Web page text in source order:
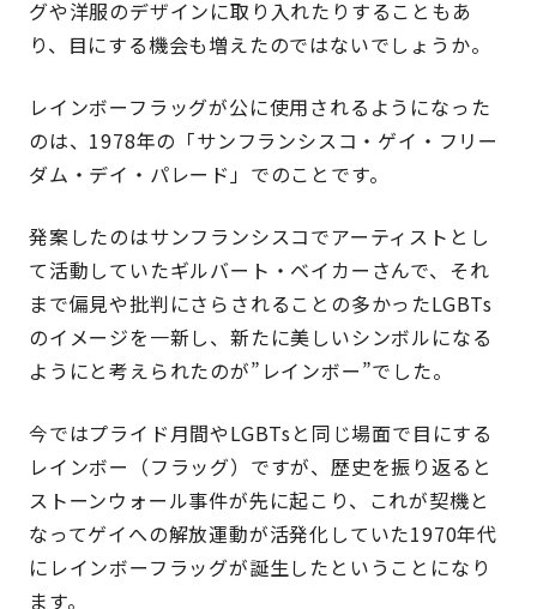
グや洋服のデザインに取り入れたりすることもあ
り、目にする機会も増えたのではないでしょうか。
レインボーフラッグが公に使用されるようになった
のは、1978年の「サンフランシスコ・ゲイ・フリー
ダム・デイ・パレード」でのことです。
発案したのはサンフランシスコでアーティストとし
て活動していたギルバート・ベイカーさんで、それ
まで偏見や批判にさらされることの多かったLGBTs
のイメージを一新し、新たに美しいシンボルになる
ようにと考えられたのが”レインボー”でした。
今ではプライド月間やLGBTsと同じ場面で目にする
レインボー（フラッグ）ですが、歴史を振り返ると
ストーンウォール事件が先に起こり、これが契機と
なってゲイへの解放運動が活発化していた1970年代
にレインボーフラッグが誕生したということになり
ます。